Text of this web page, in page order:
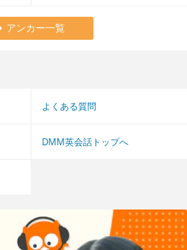
アンカー一覧
よくある質問
DMM英会話トップへ